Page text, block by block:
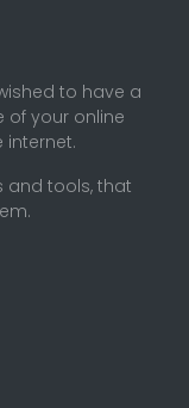
to have a
of your online
internet.
and tools, that